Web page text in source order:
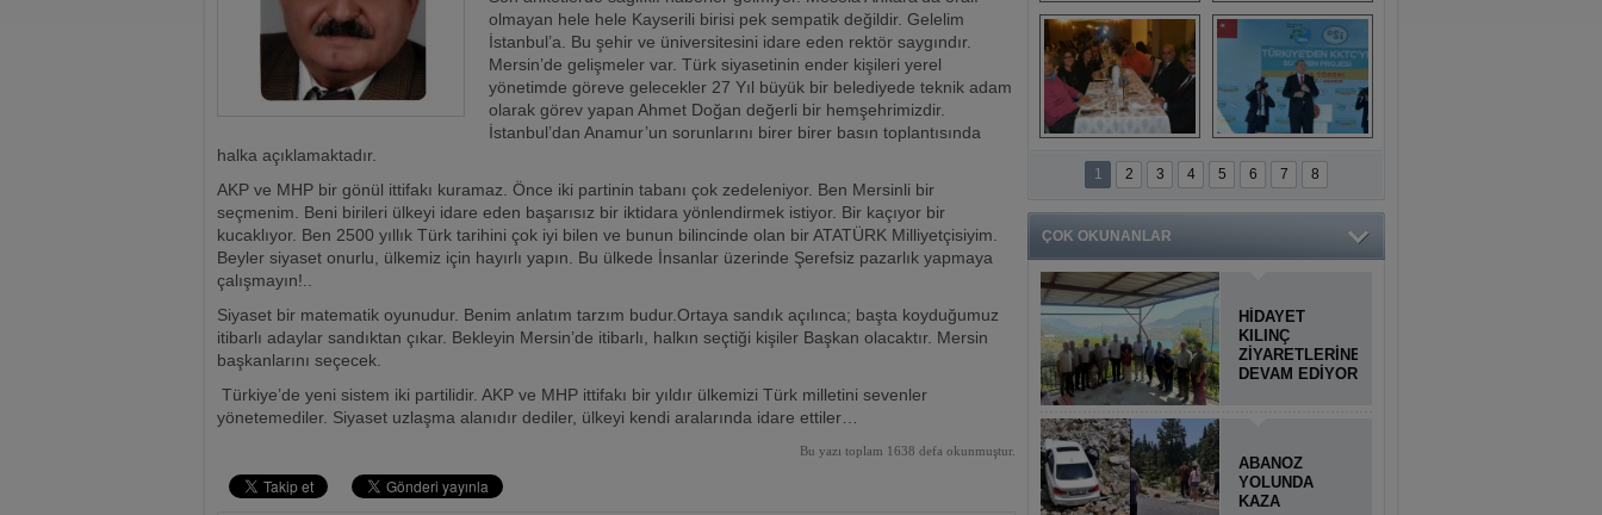
olmayan hele hele Kayserili birisi pek sempatik değildir. Gelelim
İstanbul’a. Bu şehir ve üniversitesini idare eden rektör saygındır.
Mersin’de gelişmeler var. Türk siyasetinin ender kişileri yerel
yönetimde göreve gelecekler 27 Yıl büyük bir belediyede teknik adam
olarak görev yapan Ahmet Doğan değerli bir hemşehrimizdir.
İstanbul’dan Anamur’un sorunlarını birer birer basın toplantısında
halka açıklamaktadır.
AKP ve MHP bir gönül ittifakı kuramaz. Önce iki partinin tabanı çok zedeleniyor. Ben Mersinli bir
seçmenim. Beni birileri ülkeyi idare eden başarısız bir iktidara yönlendirmek istiyor. Bir kaçıyor bir
kucaklıyor. Ben 2500 yıllık Türk tarihini çok iyi bilen ve bunun bilincinde olan bir ATATÜRK Milliyetçisiyim.
Beyler siyaset onurlu, ülkemiz için hayırlı yapın. Bu ülkede İnsanlar üzerinde Şerefsiz pazarlık yapmaya
çalışmayın!..
Siyaset bir matematik oyunudur. Benim anlatım tarzım budur.Ortaya sandık açılınca; başta koyduğumuz
itibarlı adaylar sandıktan çıkar. Bekleyin Mersin’de itibarlı, halkın seçtiği kişiler Başkan olacaktır. Mersin
başkanlarını seçecek.
Türkiye’de yeni sistem iki partilidir. AKP ve MHP ittifakı bir yıldır ülkemizi Türk milletini sevenler
yönetemediler. Siyaset uzlaşma alanıdır dediler, ülkeyi kendi aralarında idare ettiler…
Bu yazı toplam 1638 defa okunmuştur.
Titiopolis Antik
Kenti tanıtımı
Doğan Cüceloğlu,
İstanbul’da Mersinli
hemşerileriyle
buluştu
Anamurlular
Buluşması
KKTC’ye Su Temin
Projesi açılışı
1 2 3 4 5 6 7 8
ÇOK OKUNANLAR
HİDAYET
KILINÇ
ZİYARETLERİNE
DEVAM EDİYOR
ABANOZ
YOLUNDA
KAZA